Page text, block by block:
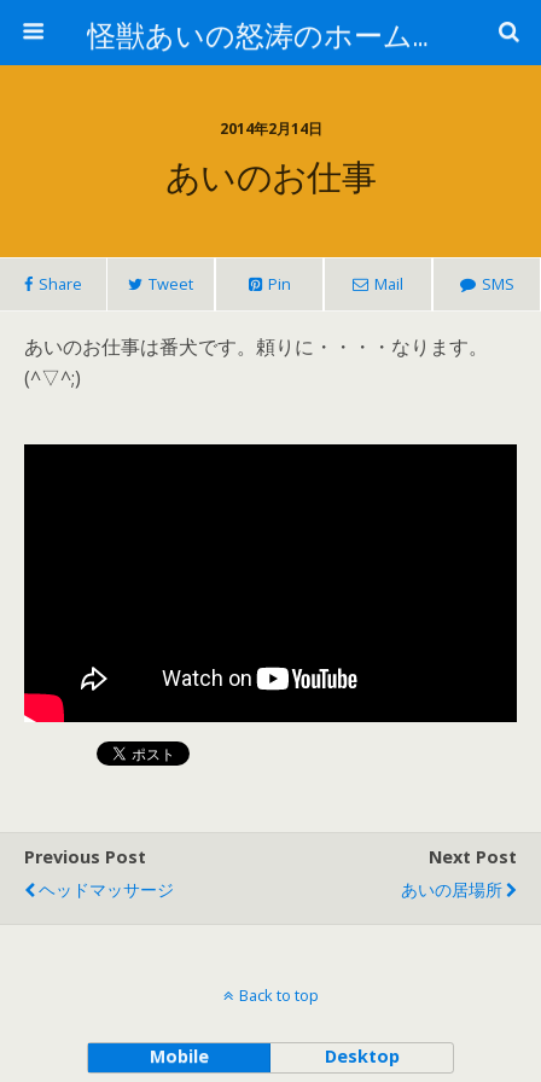
怪獣あいの怒涛のホームページ
2014年2月14日
あいのお仕事
Share Tweet Pin Mail SMS
あいのお仕事は番犬です。頼りに・・・・なります。
(^▽^;)
Previous Post
ヘッドマッサージ
Next Post
あいの居場所
Back to top
Mobile Desktop